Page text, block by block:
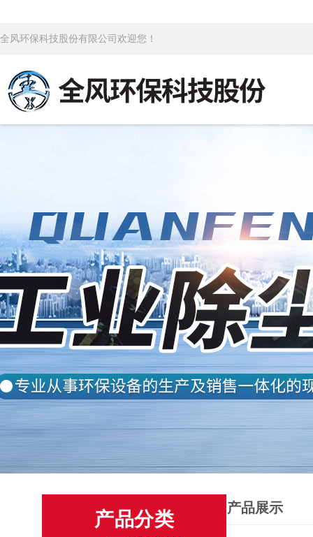
全风环保科技股份有限公司欢迎您！
产品分类
产品展示